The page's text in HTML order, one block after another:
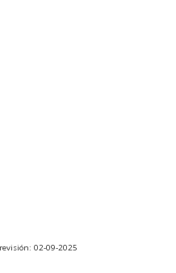
02-09-2025